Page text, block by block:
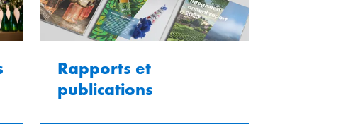
Rapports et
publications